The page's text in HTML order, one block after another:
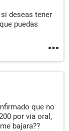
si deseas tener
puedas
que no
por via oral,
bajara??